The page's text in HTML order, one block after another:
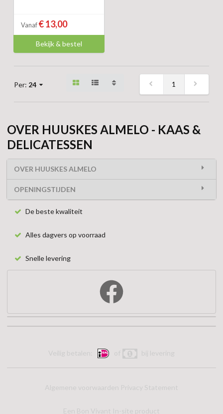
Vanaf € 13,00
Bekijk & bestel
Per: 24 1
OVER HUUSKES ALMELO - KAAS &
DELICATESSEN
OVER HUUSKES ALMELO
OPENINGSTIJDEN
De beste kwaliteit
Alles dagvers op voorraad
Snelle levering
Veilig betalen: of bij levering
Algemene voorwaarden Privacy Statement
Een Bon Vivant In-site product